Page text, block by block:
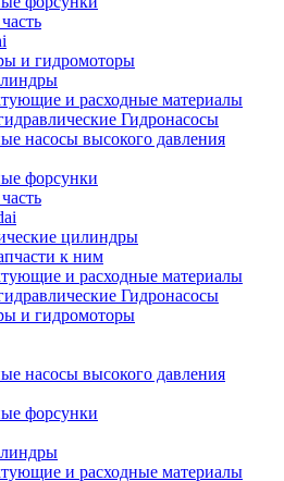
и гидромоторы
и расходные материалы
Гидронасосы
насосы высокого давления
форсунки
цилиндры
к ним
и расходные материалы
Гидронасосы
и гидромоторы
насосы высокого давления
форсунки
и расходные материалы